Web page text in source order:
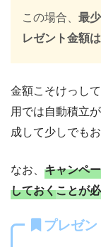
この場合、 最
レゼント金額
金額こそけっし
用では自動積立
成して少しでも
なお、 キャンペ
しておくことが
プレゼ